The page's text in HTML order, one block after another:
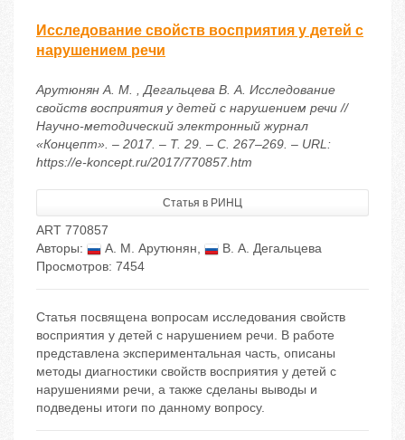
Исследование свойств восприятия у детей с
нарушением речи
Арутюнян А. М. , Дегальцева В. А. Исследование
свойств восприятия у детей с нарушением речи //
Научно-методический электронный журнал
«Концепт». – 2017. – Т. 29. – С. 267–269. – URL:
https://e-koncept.ru/2017/770857.htm
Статья в РИНЦ
ART 770857
Авторы:
А. М. Арутюнян,
В. А. Дегальцева
Просмотров: 7454
Статья посвящена вопросам исследования свойств
восприятия у детей с нарушением речи. В работе
представлена экспериментальная часть, описаны
методы диагностики свойств восприятия у детей с
нарушениями речи, а также сделаны выводы и
подведены итоги по данному вопросу.